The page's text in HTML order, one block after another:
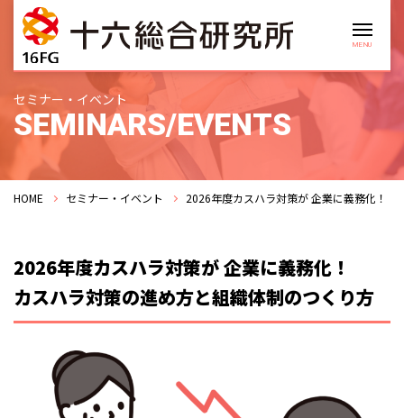
セミナー・イベント
SEMINARS/EVENTS
HOME セミナー・イベント 2026年度カスハラ対策が 企業に義務化！
2026年度カスハラ対策が 企業に義務化！
カスハラ対策の進め方と組織体制のつくり方